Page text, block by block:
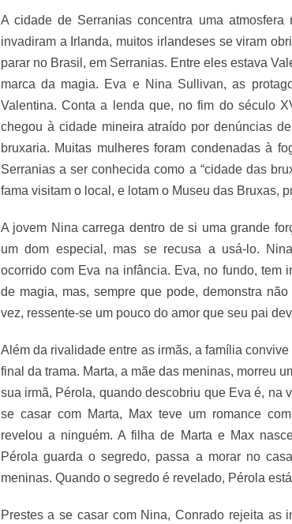
A cidade de Serranias concentra uma
invadiram a Irlanda, muitos irlandeses se viram
parar no Brasil, em Serranias. Entre eles estava
marca da magia. Eva e Nina Sullivan, as
Valentina. Conta a lenda que, no fim do século
chegou à cidade mineira atraído por denúncias
bruxaria. Muitas mulheres foram condenadas à
Serranias a ser conhecida como a “cidade das
fama visitam o local, e lotam o Museu das Bruxas,
A jovem Nina carrega dentro de si uma grande
um dom especial, mas se recusa a usá-lo.
ocorrido com Eva na infância. Eva, no fundo, tem
de magia, mas, sempre que pode, demonstra
vez, ressente-se um pouco do amor que seu pai
Além da rivalidade entre as irmãs, a família
final da trama. Marta, a mãe das meninas, morreu
sua irmã, Pérola, quando descobriu que Eva é, na
se casar com Marta, Max teve um romance
revelou a ninguém. A filha de Marta e Max
Pérola guarda o segredo, passa a morar no
meninas. Quando o segredo é revelado, Pérola
Prestes a se casar com Nina, Conrado rejeita as